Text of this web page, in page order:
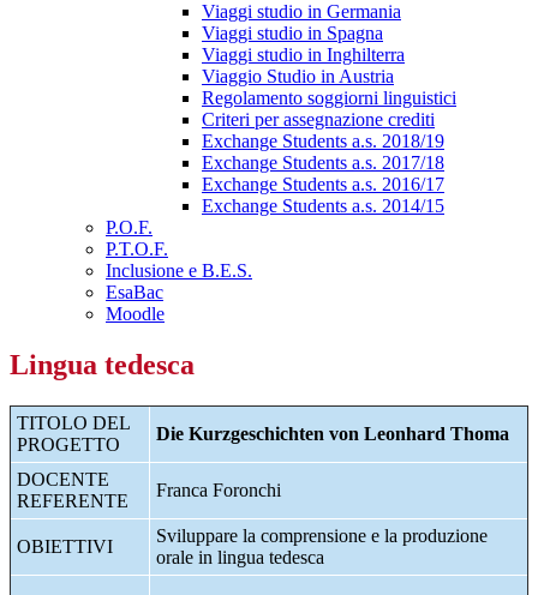
Viaggi studio in Germania
Viaggi studio in Spagna
Viaggi studio in Inghilterra
Viaggio Studio in Austria
Regolamento soggiorni linguistici
Criteri per assegnazione crediti
Exchange Students a.s. 2018/19
Exchange Students a.s. 2017/18
Exchange Students a.s. 2016/17
Exchange Students a.s. 2014/15
P.O.F.
P.T.O.F.
Inclusione e B.E.S.
EsaBac
Moodle
Lingua tedesca
TITOLO DEL
PROGETTO
Die Kurzgeschichten von Leonhard Thoma
DOCENTE
REFERENTE
Franca Foronchi
OBIETTIVI
Sviluppare la comprensione e la produzione
orale in lingua tedesca